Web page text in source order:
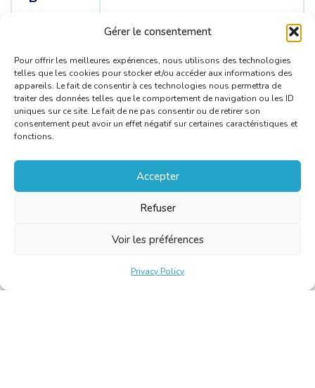
Gérer le consentement
Pour offrir les meilleures expériences, nous utilisons des technologies
telles que les cookies pour stocker et/ou accéder aux informations des
appareils. Le fait de consentir à ces technologies nous permettra de
traiter des données telles que le comportement de navigation ou les ID
uniques sur ce site. Le fait de ne pas consentir ou de retirer son
consentement peut avoir un effet négatif sur certaines caractéristiques et
fonctions.
Accepter
Refuser
Voir les préférences
Privacy Policy
Romanian